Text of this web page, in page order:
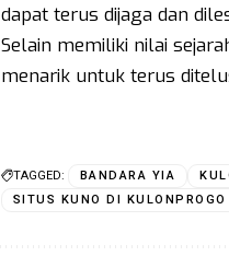
dapat terus dijaga dan
Selain memiliki nilai
menarik untuk terus
TAGGED: BANDARA YIA
SITUS KUNO DI KULONPROGO